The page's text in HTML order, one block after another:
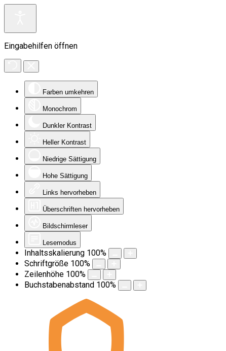
Eingabehilfen öffnen
Farben umkehren
Monochrom
Dunkler Kontrast
Heller Kontrast
Niedrige Sättigung
Hohe Sättigung
Links hervorheben
Überschriften hervorheben
Bildschirmleser
Lesemodus
Inhaltsskalierung 100%
Schriftgröße 100%
Zeilenhöhe 100%
Buchstabenabstand 100%